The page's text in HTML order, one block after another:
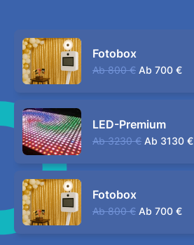
Fotobox
Ab 800 € Ab 700 €
LED-Premium
Ab 3230 € Ab 3130 €
Fotobox
Ab 800 € Ab 700 €